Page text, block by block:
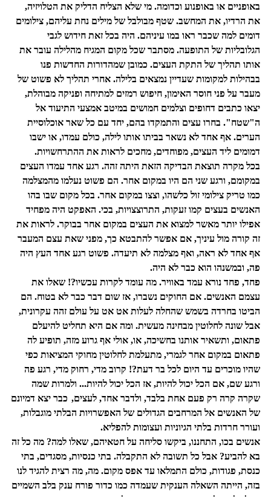
באופניים או באופנוע וכדומה. מי שלא הצליח הדליק את הטלויזיה,
את הרדיו, את המחשב. שטף מבולבל של מילים נחת עליהם, צילומים
דומים למה שכבר ראו במו עיניהם. היה בכל זאת חידוש לגבי
הגלובליות של התופעה. מסתבר שכל מקום המגיח מהלילה עובר את
אותו תהליך של התקת העצים. כמובן שמהדורות החדשות פנו
בבהילות למקומות שעדיין נמצאים בלילה. אחרי תהליך לא פשוט של
מעבר על פני חוסר האימון, חיפוש רמזים למתיחה ופניקה מבוהלת,
יצאו כתבים דחופים וצלמים חמושים במיטב אמצעי התיעוד אל
ה"שטח". בחרו עצים והתמקדו בהם, יחד עם כל שאר אוכלוסיית
הערים. אף אחד לא נשאר בביתו אותו לילה, כולם עמדו, או ישבו
דמומים ליד העצים, מפוחדים, מחכים לראות את ההתרחשויות.
בכל מקרה תוצאת הבדיקה הזאת היתה זהה. רגע אחד עמדו העצים
במקומם, ורגע שני הם היו במקום אחר. הם פשוט נעלמו מהמצלמה
כמו טריק צילומי זול כלשהו, וצצו במקום אחר. בכל מקום שבו בהו
האנשים בעצים קמו זעקות, התרוצצויות, בכי. האפקט היה מפחיד
אפילו יותר מאשר למצוא את העצים במקום אחר בבוקר. לראות את
זה קורה מול עיניך, אם אפשר להתבטא כך, מפני שאת עצם המעבר
אף אחד לא ראה, ואף מצלמה לא תיעדה. פשוט רגע אחד העץ היה
פה, ובמשנהו הוא כבר לא היה.
פחד, פחד נורא עמד באוויר. מה עומד לקרות עכשיו?! שאלו את
עצמם האנשים. אם החוקים נשברו, אז שום דבר כבר לא בטוח. הם
הביטו בחרדה בשמש שהחלה לעלות אט אט על עולם זהה עקרונית,
אבל שונה לחלוטין מבחינה מעשית. ומה אם היא תחליט להיעלם
פתאום, ותשאיר אותנו בחשיכה, או, אולי אף גרוע מזה, תופיע לה
פתאום במקום אחר לגמרי, מתעלמת לחלוטין מחוקי המציאות כפי
שהיו מוכרים עד היום לכל בר דעת?! קרוב מדי, רחוק מדי, רגע פה
ורגע שם, אם הכל יכול להיות, אז הכל יכול להיות... ולמרות שמה
שקרה קרה רק פעם אחת בלבד, ולדבר אחד, לעצים, כבר יצא דמיונם
של האנשים אל המרחבים הגדולים של האפשרויות הבלתי מוגבלות,
ועורר חרדות בלתי הגיוניות ועצומות להפליא.
אנשים בכו, התחננו, ביקשו סליחה על חטאיהם, שאלו למה? מה כל זה
בא להביע? אבל כל תשובה לא התקבלה. בתי כנסיות, מסגדים, בתי
כנסת, פגודות, כולם התמלאו עד אפס מקום. מה, מה רצית להגיד לנו
בזה, הייתה השאלה הענקית שעמדה כמו כדור פורח ענק בלב השמיים